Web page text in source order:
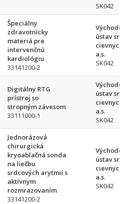
SK042
Špeciálny
zdravotnícky
materiá pre
intervenčnú
kardiológiu
33141200-2
ústav
cievnych
a.s.
SK042
Digitálny RTG
prístroj so
stropným závesom
33111000-1
ústav
cievnych
a.s.
SK042
Jednorázová
chirurgická
kryoablačná sonda
na liečbu
srdcových arytmií s
aktívnym
rozmrazovaním
33141200-2
ústav
cievnych
a.s.
SK042